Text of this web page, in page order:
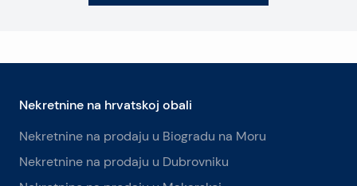
Nekretnine na hrvatskoj obali
Nekretnine na prodaju u Biogradu na Moru
Nekretnine na prodaju u Dubrovniku